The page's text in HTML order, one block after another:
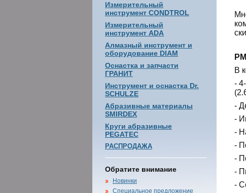
Измерительный
инструмент CONDTROL
Измерительный
инструмент ADA
Алмазный инструмент и
оборудование DIAM
Оснастка и запчасти
ГРАНИТ
Инструмент и оснастка Dr.
SCHULZE
Абразивные материалы
SMIRDEX
Круги абразивные
PEGATEC
РАСПРОДАЖА
Обратите внимание
Новинки
Специальное предложение
В
-
-
-
-
-
-
-
-